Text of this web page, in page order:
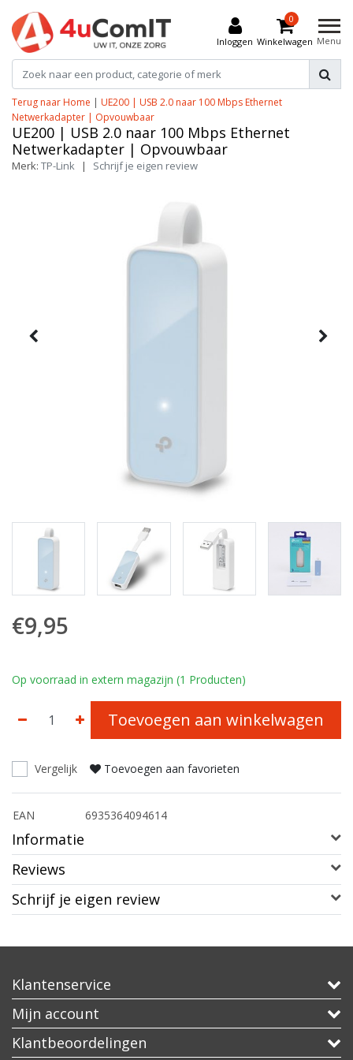
Inloggen
0
Winkelwagen Menu
Terug naar Home | UE200 | USB 2.0 naar 100 Mbps Ethernet
Netwerkadapter | Opvouwbaar
UE200 | USB 2.0 naar 100 Mbps Ethernet
Netwerkadapter | Opvouwbaar
Merk: TP-Link | Schrijf je eigen review
€9,95
Op voorraad in extern magazijn (1 Producten)
Toevoegen aan winkelwagen
Vergelijk Toevoegen aan favorieten
EAN 6935364094614
Informatie
Reviews
Schrijf je eigen review
Klantenservice
Mijn account
Klantbeoordelingen